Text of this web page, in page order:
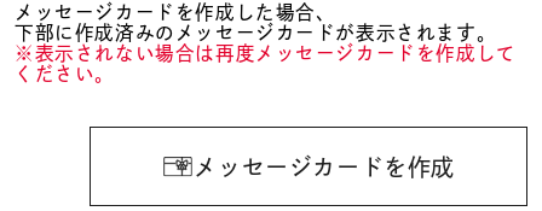
メッセージカードを作成した場合、
下部に作成済みのメッセージカードが表示されます。
※表示されない場合は再度メッセージカードを作成して
ください。
メッセージカードを作成